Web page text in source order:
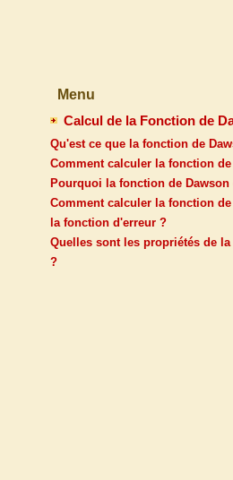
Menu
Calcul de la Fonction de
Qu'est ce que la fonction de
Comment calculer la fonction
Pourquoi la fonction de Dawson
Comment calculer la fonction
la fonction d'erreur ?
Quelles sont les propriétés de
?